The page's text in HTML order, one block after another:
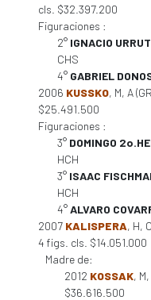
cls. $32.397.200
Figuraciones :
2° IGNACIO
CHS
4° GABRIEL
2006 KUSSKO, M, A
$25.491.500
Figuraciones :
3° DOMINGO
HCH
3° ISAAC
HCH
4°ALVARO
2007 KALISPERA, H,
4 figs. cls. $14.051.000
Madre de:
2012 KOSSAK,
$36.616.500